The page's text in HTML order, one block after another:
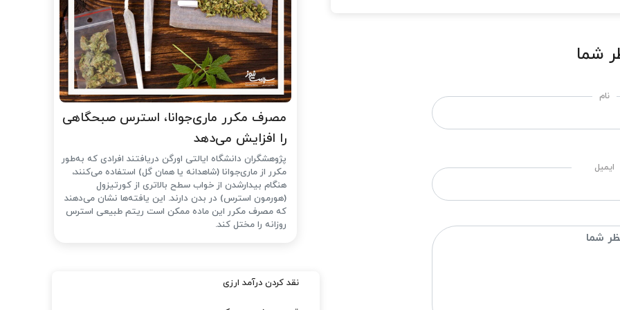
شما
نام
ایمیل
مصرف مکرر ماری‌جوانا، استرس صبحگاهی
را افزایش می‌دهد
پژوهشگران دانشگاه ایالتی اورگن دریافتند افرادی که به‌طور
مکرر از ماری‌جوانا (شاهدانه یا همان گل) استفاده می‌کنند،
هنگام بیدارشدن از خواب سطح بالاتری از کورتیزول
(هورمون استرس) در بدن دارند. این یافته‌ها نشان می‌دهند
که مصرف مکرر این ماده ممکن است ریتم طبیعی استرس
روزانه را مختل کند.
نقد کردن درآمد ارزی